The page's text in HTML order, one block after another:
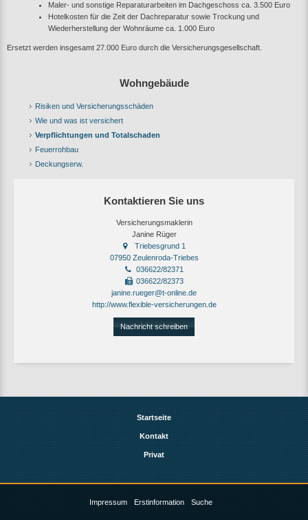
Wohngebäude
Risiken und Versicherungsschäden
Wie und was ist versichert
Verpflichtungen und Totalschaden
Feuerrohbau
Deckungserw.
Kontaktieren Sie uns
Versicherungsmaklerin
Janine Rüger
Triebesgrund 1
07950 Zeulenroda-Triebes
036622/82371
036622/82373
janine.rueger@t-online.de
http://www.flexible-versicherungen.de
Nachricht schreiben
Maler- und sonstige Reparaturarbeiten im Dachgeschoss ca. 3.500 Euro
Hotelkosten für die Zeit der Dachreparatur sowie Trockung und
Wiederherstellung der Wohnräume ca. 1.000 Euro
Ersetzt werden insgesamt 27.000 Euro durch die Versicherungsgesellschaft.
Startseite
Kontakt
Privat
Impressum Erstinformation Suche